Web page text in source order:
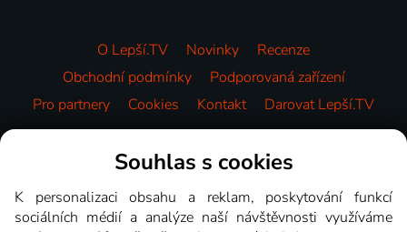
O Lepší.TV Novinky
Recenze
Obchodní podmínky
Podporovaná zařízení
Pro partnery
Cookies Kontakt Darovat Lepší.TV
Videotéka
Souhlas s cookies
K personalizaci obsahu a reklam, poskytování funkcí
sociálních médií a analýze naší návštěvnosti využíváme